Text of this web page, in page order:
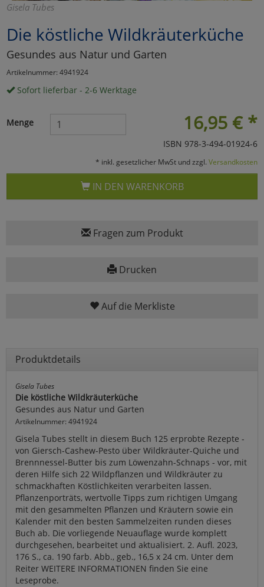
Gisela Tubes
Die köstliche Wildkräuterküche
Gesundes aus Natur und Garten
Artikelnummer: 4941924
Sofort lieferbar - 2-6 Werktage
16,95 € *
Menge
ISBN 978-3-494-01924-6
* inkl. gesetzlicher MwSt und zzgl. Versandkosten
IN DEN WARENKORB
Fragen zum Produkt
Drucken
Auf die Merkliste
Produktdetails
Gisela Tubes
Die köstliche Wildkräuterküche
Gesundes aus Natur und Garten
Artikelnummer: 4941924
Gisela Tubes stellt in diesem Buch 125 erprobte Rezepte -
von Giersch-Cashew-Pesto über Wildkräuter-Quiche und
Brennnessel-Butter bis zum Löwenzahn-Schnaps - vor, mit
deren Hilfe sich 22 Wildpflanzen und Wildkräuter zu
schmackhaften Köstlichkeiten verarbeiten lassen.
Pflanzenporträts, wertvolle Tipps zum richtigen Umgang
mit den gesammelten Pflanzen und Kräutern sowie ein
Kalender mit den besten Sammelzeiten runden dieses
Buch ab. Die vorliegende Neuauflage wurde komplett
durchgesehen, bearbeitet und aktualisiert. 2. Aufl. 2023,
176 S., ca. 190 farb. Abb., geb., 16,5 x 24 cm. Unter dem
Reiter WEITERE INFORMATIONEN finden Sie eine
Leseprobe.
Umfragetools
Cookies
Alle Akzeptieren
zu Haupptseite